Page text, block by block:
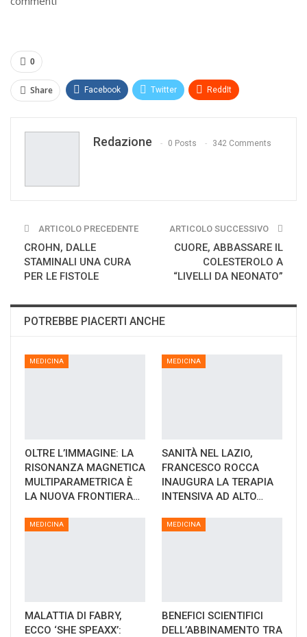
0
Share Facebook Twitter ReddIt
Redazione 0 Posts 342 Comments
ARTICOLO PRECEDENTE
CROHN, DALLE
STAMINALI UNA CURA
PER LE FISTOLE
ARTICOLO SUCCESSIVO
CUORE, ABBASSARE IL
COLESTEROLO A
“LIVELLI DA NEONATO”
POTREBBE PIACERTI ANCHE
MEDICINA
OLTRE L’IMMAGINE: LA
RISONANZA MAGNETICA
MULTIPARAMETRICA È
LA NUOVA FRONTIERA…
MEDICINA
SANITÀ NEL LAZIO,
FRANCESCO ROCCA
INAUGURA LA TERAPIA
INTENSIVA AD ALTO…
MEDICINA
MALATTIA DI FABRY,
ECCO ‘SHE SPEAXX’:
MEDICINA
BENEFICI SCIENTIFICI
DELL’ABBINAMENTO TRA